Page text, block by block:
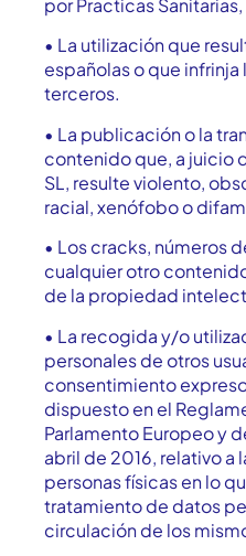
por Practicas
• La utilización que
españolas o que
terceros.
• La publicación o la
contenido que, a juicio
SL, resulte violento,
racial, xenófobo o
• Los cracks, números
cualquier otro
de la propiedad
• La recogida y/o
personales de otros
consentimiento
dispuesto en el
Parlamento Europeo y
abril de 2016, relativo a
personas físicas en lo
tratamiento de datos
circulación de los